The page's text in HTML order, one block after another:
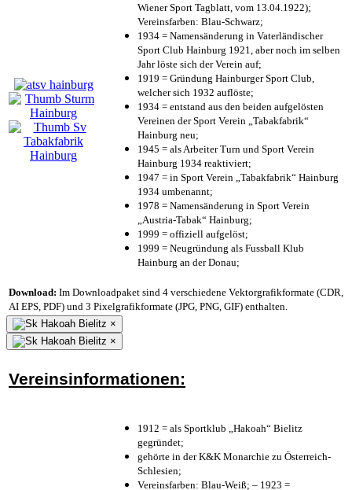
Wiener Sport Tagblatt, vom 13.04.1922);
Vereinsfarben: Blau-Schwarz;
1934 = Namensänderung in Vaterländischer
Sport Club Hainburg 1921, aber noch im selben
Jahr löste sich der Verein auf;
1919 = Gründung Hainburger Sport Club,
welcher sich 1932 auflöste;
1934 = entstand aus den beiden aufgelösten
Vereinen der Sport Verein „Tabakfabrik“
Hainburg neu;
1945 = als Arbeiter Turn und Sport Verein
Hainburg 1934 reaktiviert;
1947 = in Sport Verein „Tabakfabrik“ Hainburg
1934 umbenannt;
1978 = Namensänderung in Sport Verein
„Austria-Tabak“ Hainburg;
1999 = offiziell aufgelöst;
1999 = Neugründung als Fussball Klub
Hainburg an der Donau;
Download: Im Downloadpaket sind 4 verschiedene Vektorgrafikformate (CDR,
AI EPS, PDF) und 3 Pixelgrafikformate (JPG, PNG, GIF) enthalten.
×
×
Vereinsinformationen:
1912 = als Sportklub „Hakoah“ Bielitz
gegründet;
gehörte in der K&K Monarchie zu Österreich-
Schlesien;
Vereinsfarben: Blau-Weiß; – 1923 =